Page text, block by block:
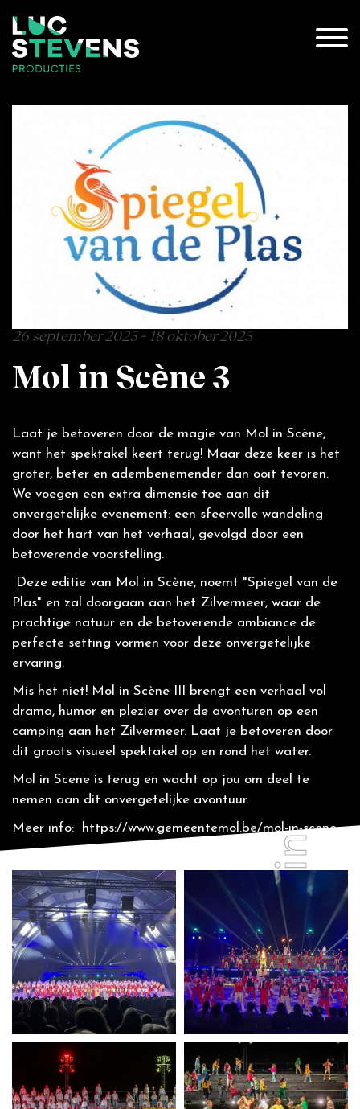
26 september 2025 - 18 oktober 2025
Mol in Scène 3
Laat je betoveren door de magie van Mol in Scène,
want het spektakel keert terug! Maar deze keer is het
groter, beter en adembenemender dan ooit tevoren.
We voegen een extra dimensie toe aan dit
onvergetelijke evenement: een sfeervolle wandeling
door het hart van het verhaal, gevolgd door een
betoverende voorstelling.
Deze editie van Mol in Scène, noemt "Spiegel van de
Plas" en zal doorgaan aan het Zilvermeer, waar de
prachtige natuur en de betoverende ambiance de
perfecte setting vormen voor deze onvergetelijke
ervaring.
Mis het niet! Mol in Scène III brengt een verhaal vol
drama, humor en plezier over de avonturen op een
camping aan het Zilvermeer. Laat je betoveren door
dit groots visueel spektakel op en rond het water.
Mol in Scene is terug en wacht op jou om deel te
nemen aan dit onvergetelijke avontuur.
Meer info: https://www.gemeentemol.be/mol-in-scene
Mol in Scène 3